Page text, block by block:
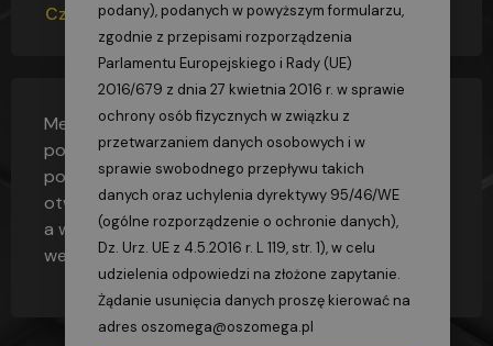
Czy metan jest cięższy, czy lżejszy od powietrza?
Metan to bezwonny gaz, który jest lżejszy od
powietrza(współczynnik 0,56 w stosunku do
powietrza)i w pomieszczeniach zaopatrzonych w
otwory wentylacyjne wydostanie się na zewnątrz,
a w pomieszczeniach bez otworów
wentylacyjnych będzie się gromadził przy suficie.
podany), podanych w powyższym formularzu,
zgodnie z przepisami rozporządzenia
Parlamentu Europejskiego i Rady (UE)
2016/679 z dnia 27 kwietnia 2016 r. w sprawie
ochrony osób fizycznych w związku z
przetwarzaniem danych osobowych i w
sprawie swobodnego przepływu takich
danych oraz uchylenia dyrektywy 95/46/WE
(ogólne rozporządzenie o ochronie danych),
Dz. Urz. UE z 4.5.2016 r. L 119, str. 1), w celu
udzielenia odpowiedzi na złożone zapytanie.
Żądanie usunięcia danych proszę kierować na
adres oszomega@oszomega.pl